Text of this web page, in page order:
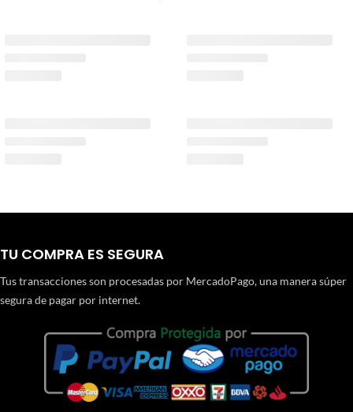
TU COMPRA ES SEGURA
Tus transacciones son procesadas por MercadoPago, una manera súper
segura de pagar por internet.